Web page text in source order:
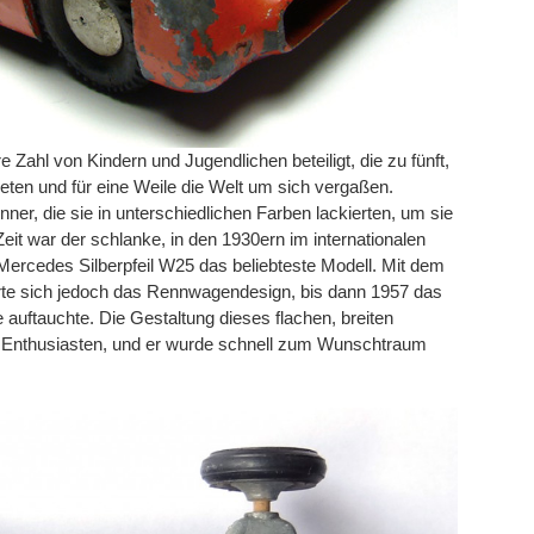
Zahl von Kindern und Jugendlichen beteiligt, die zu fünft,
und für eine Weile die Welt um sich vergaßen.
die sie in unterschiedlichen Farben lackierten, um sie
war der schlanke, in den 1930ern im internationalen
Silberpfeil W25 das beliebteste Modell. Mit dem
sich jedoch das Rennwagendesign, bis dann 1957 das
Die Gestaltung dieses flachen, breiten
und er wurde schnell zum Wunschtraum